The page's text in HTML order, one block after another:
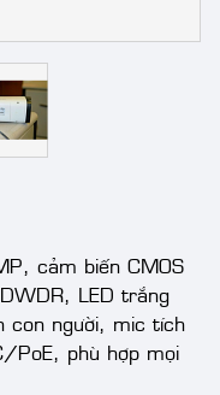
cảm biến CMOS
LED trắng
con người, mic tích
PoE, phù hợp mọi